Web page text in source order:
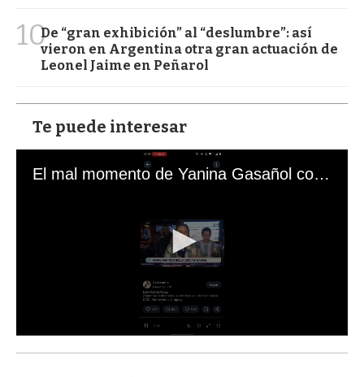
10De “gran exhibición” al “deslumbre”: así
vieron en Argentina otra gran actuación de
Leonel Jaime en Peñarol
Te puede interesar
El mal momento de Yanina Gasañol con un hincha argentino en "Subrayado"
s